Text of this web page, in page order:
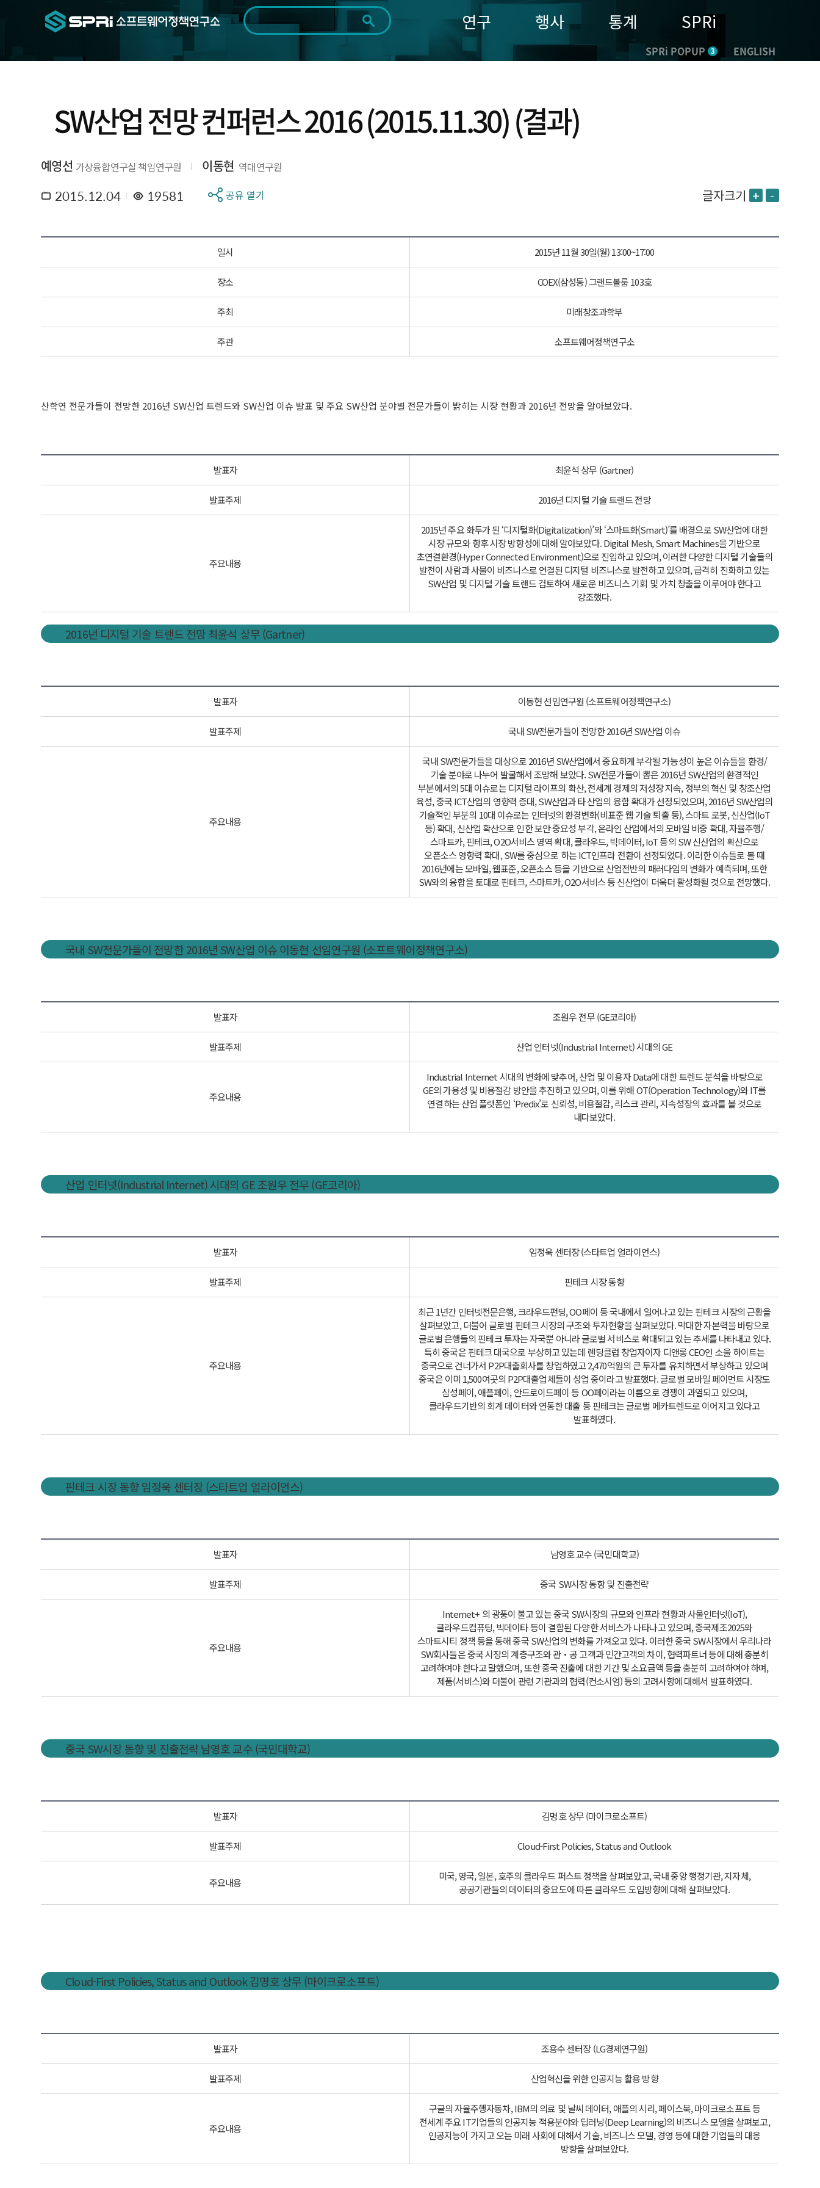
기간 전체 1일 1주 1개월 3개월 1년
작
일
지
막
일
조회
연구 행사 통계 SPRi
SPRi POPUP 3 ENGLISH
SW산업 전망 컨퍼런스 2016 (2015.11.30) (결과)
예영선 가상융합연구실 책임연구원 이동현 역대연구원
2015.12.04 19581 공유 열기 글자크기 + -
일시 2015년 11월 30일(월) 13:00~17:00
장소 COEX(삼성동) 그랜드볼룸 103호
주최 미래창조과학부
주관 소프트웨어정책연구소
산학연 전문가들이 전망한 2016년 SW산업 트렌드와 SW산업 이슈 발표 및 주요 SW산업 분야별 전문가들이 밝히는 시장 현황과 2016년 전망을 알아보았다.
발표자 최윤석 상무 (Gartner)
발표주제 2016년 디지털 기술 트랜드 전망
주요내용
2015년 주요 화두가 된 ‘디지털화(Digitalization)’와 ‘스마트화(Smart)’를 배경으로 SW산업에 대한
시장 규모와 향후 시장 방향성에 대해 알아보았다. Digital Mesh, Smart Machines을 기반으로
초연결환경(Hyper Connected Environment)으로 진입하고 있으며, 이러한 다양한 디지털 기술들의
발전이 사람과 사물이 비즈니스로 연결된 디지털 비즈니스로 발전하고 있으며, 급격히 진화하고 있는
SW산업 및 디지털 기술 트랜드 검토하여 새로운 비즈니스 기회 및 가치 창출을 이루어야 한다고
강조했다.
2016년 디지털 기술 트랜드 전망 최윤석 상무 (Gartner)
발표자 이동현 선임연구원 (소프트웨어정책연구소)
발표주제 국내 SW전문가들이 전망한 2016년 SW산업 이슈
주요내용
국내 SW전문가들을 대상으로 2016년 SW산업에서 중요하게 부각될 가능성이 높은 이슈들을 환경/
기술 분야로 나누어 발굴해서 조망해 보았다. SW전문가들이 뽑은 2016년 SW산업의 환경적인
부분에서의 5대 이슈로는 디지털 라이프의 확산, 전세계 경제의 저성장 지속, 정부의 혁신 및 창조산업
육성, 중국 ICT산업의 영향력 증대, SW산업과 타 산업의 융합 확대가 선정되었으며, 2016년 SW산업의
기술적인 부분의 10대 이슈로는 인터넷의 환경변화(비표준 웹 기술 퇴출 등), 스마트 로봇, 신산업(IoT
등) 확대, 신산업 확산으로 인한 보안 중요성 부각, 온라인 산업에서의 모바일 비중 확대, 자율주행/
스마트카, 핀테크, O2O서비스 영역 확대, 클라우드, 빅데이터, IoT 등의 SW 신산업의 확산으로
오픈소스 영향력 확대, SW를 중심으로 하는 ICT인프라 전환이 선정되었다. 이러한 이슈들로 볼 때
2016년에는 모바일, 웹표준, 오픈소스 등을 기반으로 산업전반의 패러다임의 변화가 예측되며, 또한
SW와의 융합을 토대로 핀테크, 스마트카, O2O서비스 등 신산업이 더욱더 활성화될 것으로 전망했다.
국내 SW전문가들이 전망한 2016년 SW산업 이슈 이동현 선임연구원 (소프트웨어정책연구소)
발표자 조원우 전무 (GE코리아)
발표주제 산업 인터넷(Industrial Internet) 시대의 GE
주요내용
Industrial Internet 시대의 변화에 맞추어, 산업 및 이용자 Data에 대한 트렌드 분석을 바탕으로
GE의 가용성 및 비용절감 방안을 추진하고 있으며, 이를 위해 OT(Operation Technology)와 IT를
연결하는 산업 플랫폼인 ‘Predix’로 신뢰성, 비용절감, 리스크 관리, 지속성장의 효과를 볼 것으로
내다보았다.
산업 인터넷(Industrial Internet) 시대의 GE 조원우 전무 (GE코리아)
발표자 임정욱 센터장 (스타트업 얼라이언스)
발표주제 핀테크 시장 동향
주요내용
최근 1년간 인터넷전문은행, 크라우드펀딩, OO페이 등 국내에서 일어나고 있는 핀테크 시장의 근황을
살펴보았고, 더불어 글로벌 핀테크 시장의 구조와 투자현황을 살펴보았다. 막대한 자본력을 바탕으로
글로벌 은행들의 핀테크 투자는 자국뿐 아니라 글로벌 서비스로 확대되고 있는 추세를 나타내고 있다.
특히 중국은 핀테크 대국으로 부상하고 있는데 렌딩클럽 창업자이자 디앤롱 CEO인 소울 하이트는
중국으로 건너가서 P2P대출회사를 창업하였고 2,470억원의 큰 투자를 유치하면서 부상하고 있으며
중국은 이미 1,500여곳의 P2P대출업체들이 성업 중이라고 발표했다. 글로벌 모바일 페이먼트 시장도
삼성페이, 애플페이, 안드로이드페이 등 OO페이라는 이름으로 경쟁이 과열되고 있으며,
클라우드기반의 회계 데이터와 연동한 대출 등 핀테크는 글로벌 메카트렌드로 이어지고 있다고
발표하였다.
핀테크 시장 동향 임정욱 센터장 (스타트업 얼라이언스)
발표자 남영호 교수 (국민대학교)
발표주제 중국 SW시장 동향 및 진출전략
주요내용
Internet+ 의 광풍이 불고 있는 중국 SW시장의 규모와 인프라 현황과 사물인터넷(IoT),
클라우드컴퓨팅, 빅데이타 등이 결합된 다양한 서비스가 나타나고 있으며, 중국제조2025와
스마트시티 정책 등을 동해 중국 SW산업의 변화를 가져오고 있다. 이러한 중국 SW시장에서 우리나라
SW회사들은 중국 시장의 계층구조와 관‧공 고객과 민간고객의 차이, 협력파트너 등에 대해 충분히
고려하여야 한다고 말했으며, 또한 중국 진출에 대한 기간 및 소요금액 등을 충분히 고려하여야 하며,
제품(서비스)와 더불어 관련 기관과의 협력(컨소시엄) 등의 고려사항에 대해서 발표하였다.
중국 SW시장 동향 및 진출전략 남영호 교수 (국민대학교)
발표자 김명호 상무 (마이크로소프트)
발표주제 Cloud-First Policies, Status and Outlook
주요내용
미국, 영국, 일본, 호주의 클라우드 퍼스트 정책을 살펴보았고, 국내 중앙 행정기관, 지자체,
공공기관들의 데이터의 중요도에 따른 클라우드 도입방향에 대해 살펴보았다.
Cloud-First Policies, Status and Outlook 김명호 상무 (마이크로소프트)
발표자 조용수 센터장 (LG경제연구원)
발표주제 산업혁신을 위한 인공지능 활용 방향
주요내용
구글의 자율주행자동차, IBM의 의료 및 날씨 데이터, 애플의 시리, 페이스북, 마이크로소프트 등
전세계 주요 IT기업들의 인공지능 적용분야와 딥러닝(Deep Learning)의 비즈니스 모델을 살펴보고,
인공지능이 가지고 오는 미래 사회에 대해서 기술, 비즈니스 모델, 경영 등에 대한 기업들의 대응
방향을 살펴보았다.